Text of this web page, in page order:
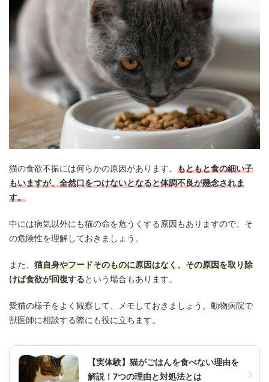
猫の食欲不振には何らかの原因があります。 もともと食の細い子
もいますが、全然口をつけないとなると体調不良が懸念されま
す。
中には病気以外にも猫の命を危うくする原因もありますので、そ
の危険性を理解しておきましょう。
また、 猫自身やフードそのものに原因はなく、その原因を取り除
けば食欲が回復するという場合もあります。
愛猫の様子をよく観察して、メモしておきましょう。動物病院で
獣医師に相談する際にも役に立ちます。
【実体験】猫がごはんを食べない理由を
解説！7つの理由と対処法とは